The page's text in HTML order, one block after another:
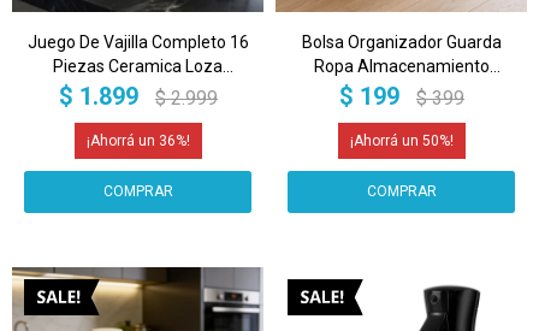
Juego De Vajilla Completo 16
Piezas Ceramica Loza
Moderno IMBACK Color
$ 1.899 $ 2.999
36
Bolsa Organizador Guarda
Ropa Almacenamiento
Manta Acolchado IMBACK
$ 199 $ 399
50